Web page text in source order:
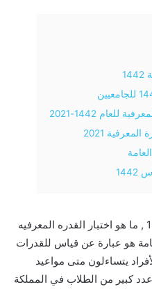
1442-2021
2021
مواعيد اختبار القدرة المعرفية 1442 , ما هو اختبار القدره المعرفيه
العامة هو عبارة عن قياس للقدرات
يتساءلون متى مواعيد
المعرفية 2021، يهتم عدد كبير من الطلاب في المملكة